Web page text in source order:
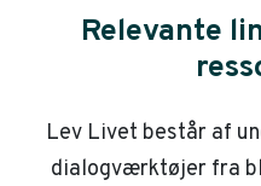
Relevante
Lev Livet består af
dialogværktøjer fra